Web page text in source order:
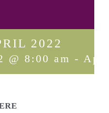
2022
@ 8:00 am -